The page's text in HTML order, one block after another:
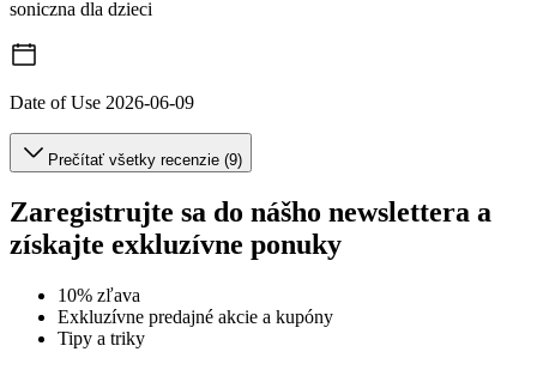
soniczna dla dzieci
Date of Use 2026-06-09
Prečítať všetky recenzie (9)
Zaregistrujte sa do nášho newslettera a
získajte exkluzívne ponuky
10% zľava
Exkluzívne predajné akcie a kupóny
Tipy a triky